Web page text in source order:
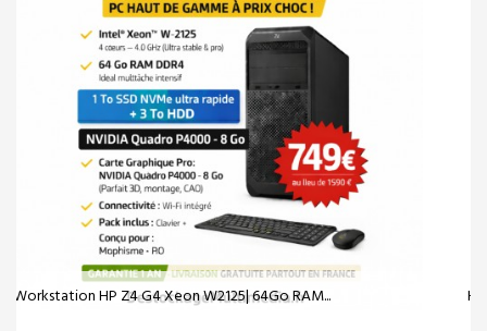
HP Z2 G4 Core i7 8700 32 Go 1to 3TB HDD...